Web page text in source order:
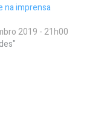
na imprensa
2019 - 21h00